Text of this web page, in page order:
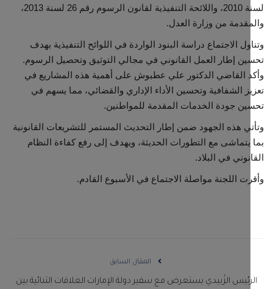
معرض الصور
من وزارة العدل.
الاجتماع دراسة البنود الواردة في اللوائح التنفيذية بهدف
إطار العمل القانوني في مجالي التوثيق وتحصيل الرسوم.
القاضي الدكتور علي عطبوش على أهمية هذه المشاريع في
الشفافية وتحسين الأداء الإداري والقضائي، مما يسهم في
جودة الخدمات المقدمة للمواطنين.
هذه الجهود ضمن إطار التحديث المستمر للتشريعات القانونية
يتماشى مع التطورات الحديثة، ويهدف إلى رفع كفاءة النظام
في البلاد.
اللجنة مواصلة الاجتماع في الأسبوع القادم.
المقال السابق
الزُبيدي يستعرض مع سفير دولة الإمارات العلاقات الثنائية بين